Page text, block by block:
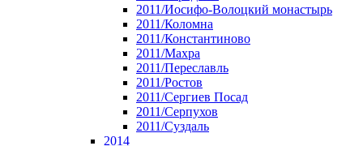
2011/Иосифо-Волоцкий монастырь
2011/Коломна
2011/Константиново
2011/Махра
2011/Переславль
2011/Ростов
2011/Сергиев Посад
2011/Серпухов
2011/Суздаль
2014